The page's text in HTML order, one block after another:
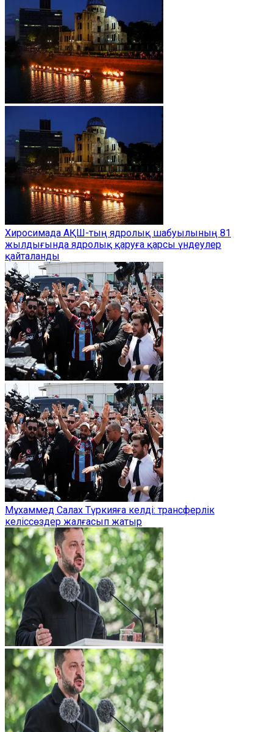
Хиросимада АҚШ-тың ядролық шабуылының 81
жылдығында ядролық қаруға қарсы үндеулер
қайталанды
Мұхаммед Салах Түркияға келді: трансферлік
келіссөздер жалғасып жатыр